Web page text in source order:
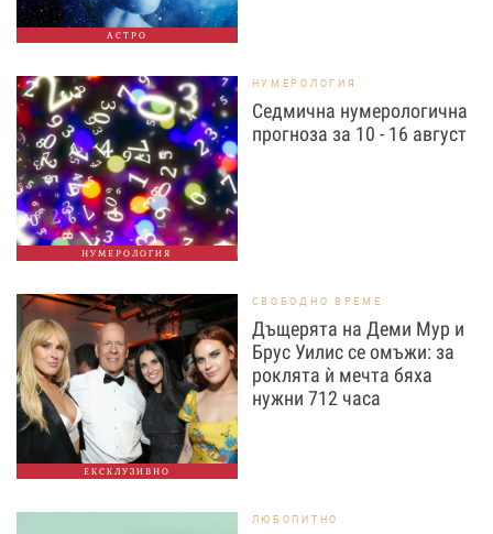
АСТРО
НУМЕРОЛОГИЯ
НУМЕРОЛОГИЯ
Седмична нумерологична
прогноза за 10 - 16 август
ЕКСКЛУЗИВНО
СВОБОДНО ВРЕМЕ
Дъщерята на Деми Мур и
Брус Уилис се омъжи: за
роклята ѝ мечта бяха
нужни 712 часа
ЛЮБОПИТНО